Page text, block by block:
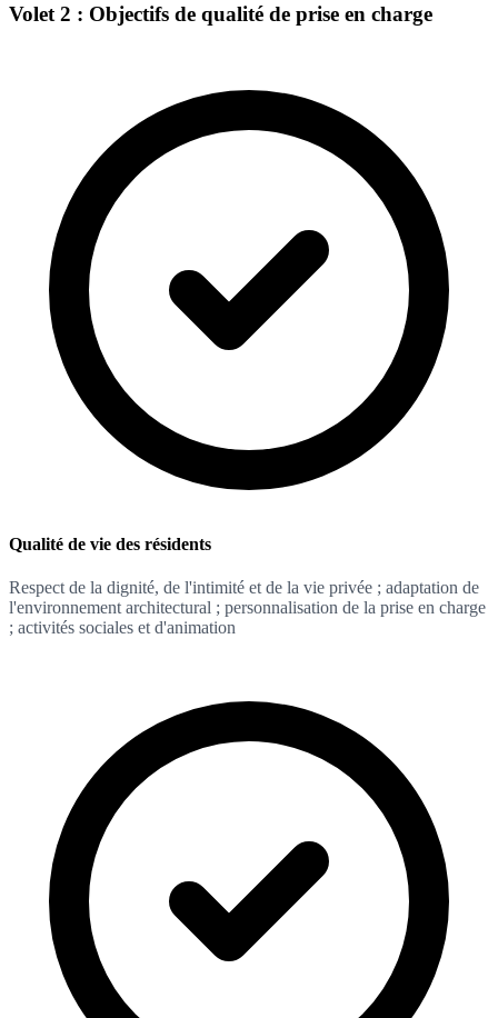
Volet 2 : Objectifs de qualité de prise en charge
Qualité de vie des résidents
Respect de la dignité, de l'intimité et de la vie privée ; adaptation de
l'environnement architectural ; personnalisation de la prise en charge
; activités sociales et d'animation